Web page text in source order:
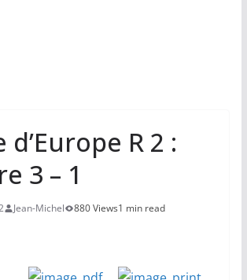
d’Europe R 2 :
3 – 1
Jean-Michel 880 Views1 min read